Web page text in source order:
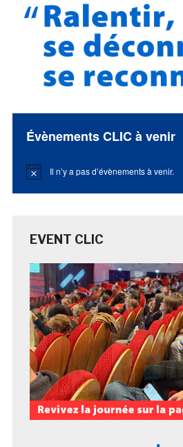
Évènements CLIC à venir
Notice Il n’y a pas d’évènements à venir.
EVENT CLIC